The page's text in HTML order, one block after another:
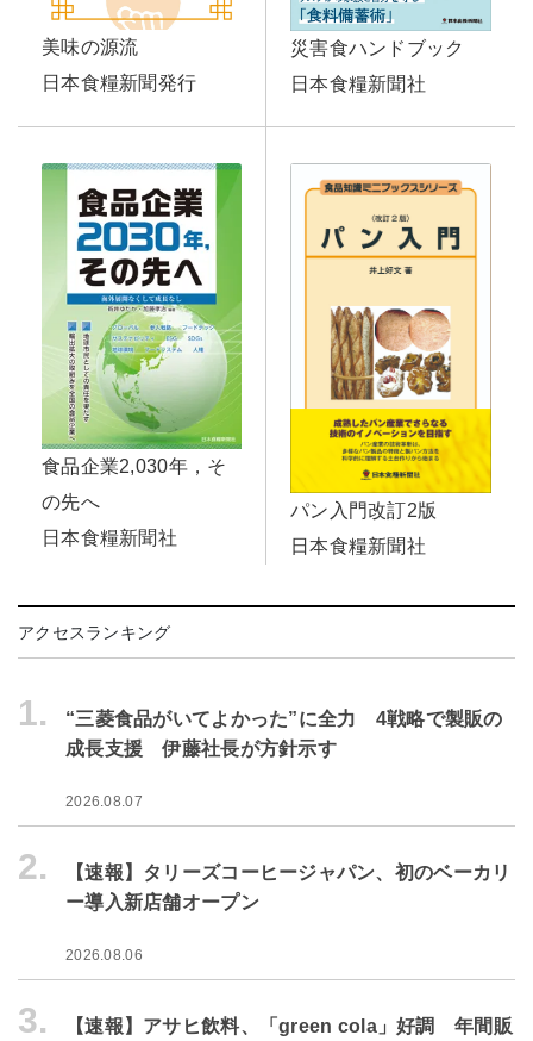
美味の源流
日本食糧新聞発行
災害食ハンドブック
日本食糧新聞社
食品企業2,030年，そ
の先へ
日本食糧新聞社
パン入門改訂2版
日本食糧新聞社
アクセスランキング
1.
“三菱食品がいてよかった”に全力 4戦略で製販の
成長支援 伊藤社長が方針示す
2026.08.07
2.
【速報】タリーズコーヒージャパン、初のベーカリ
ー導入新店舗オープン
2026.08.06
3.
【速報】アサヒ飲料、「green cola」好調 年間販